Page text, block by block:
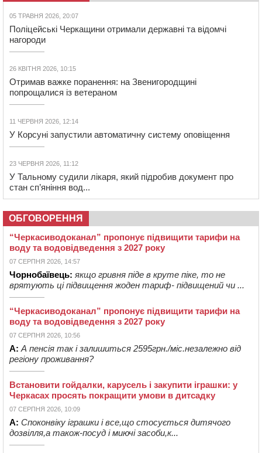
05 ТРАВНЯ 2026, 20:07
Поліцейські Черкащини отримали державні та відомчі
нагороди
26 КВІТНЯ 2026, 10:15
Отримав важке поранення: на Звенигородщині
попрощалися із ветераном
11 ЧЕРВНЯ 2026, 12:14
У Корсуні запустили автоматичну систему оповіщення
23 ЧЕРВНЯ 2026, 11:12
У Тальному судили лікаря, який підробив документ про
стан сп’яніння вод...
ОБГОВОРЕННЯ
“Черкасиводоканал” пропонує підвищити тарифи на
воду та водовідведення з 2027 року
07 СЕРПНЯ 2026, 14:57
Чорнобаївець: якщо гривня піде в круте піке, то не
врятують ці підвищення жоден тариф- підвищений чи ...
“Черкасиводоканал” пропонує підвищити тарифи на
воду та водовідведення з 2027 року
07 СЕРПНЯ 2026, 10:56
А: А пенсія так і залишиться 2595грн./міс.незалежно від
регіону проживання?
Встановити гойдалки, карусель і закупити іграшки: у
Черкасах просять покращити умови в дитсадку
07 СЕРПНЯ 2026, 10:09
А: Споконвіку іграшки і все,що стосується дитячого
дозвілля,а також-посуд і миючі засоби,к...